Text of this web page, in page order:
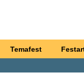
Temafest